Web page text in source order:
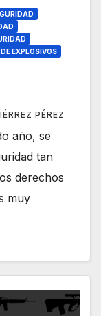
EXPLOSIVOS
PÉREZ
año, se
tan
derechos
muy